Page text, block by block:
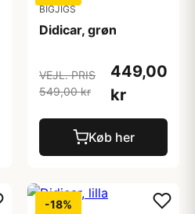
BIGJIGS
Didicar, grøn
VEJL. PRIS
549,00 kr
449,00
kr
Køb her
-18%